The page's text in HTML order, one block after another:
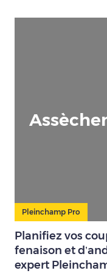
Pleinchamp Pro
Planifiez vos
fenaison et
expert